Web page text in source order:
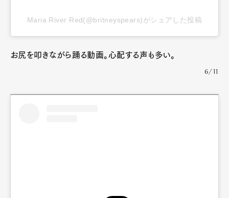
Maria River Red(@britneyspears)がシェアした投稿
お尻を叩きながら踊る動画。心配する声も多い。
6/11